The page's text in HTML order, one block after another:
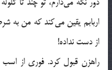
اربابم يقين مي‌كند كه من به
از دست نداده!
راهزن قبول كرد. فوري از اسب